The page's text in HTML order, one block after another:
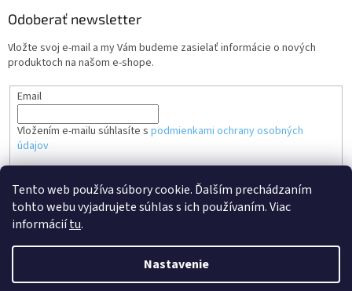
Tento web používa súbory cookie. Ďalším prechádzaním
tohto webu vyjadrujete súhlas s ich používaním. Viac
informáciítu.
Nastavenie
Odoberať newsletter
Vložte svoj e-mail a my Vám budeme zasielať informácie o nových
produktoch na našom e-shope.
Email
Vložením e-mailu súhlasíte s podmienkami ochrany osobných
údajov
PRIHLÁSIŤ SA
Vytvoril Shoptet